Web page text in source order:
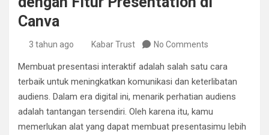
Canva
3 tahun ago Kabar Trust No Comments
Membuat presentasi interaktif adalah salah satu cara
terbaik untuk meningkatkan komunikasi dan keterlibatan
audiens. Dalam era digital ini, menarik perhatian audiens
adalah tantangan tersendiri. Oleh karena itu, kamu
memerlukan alat yang dapat membuat presentasimu lebih